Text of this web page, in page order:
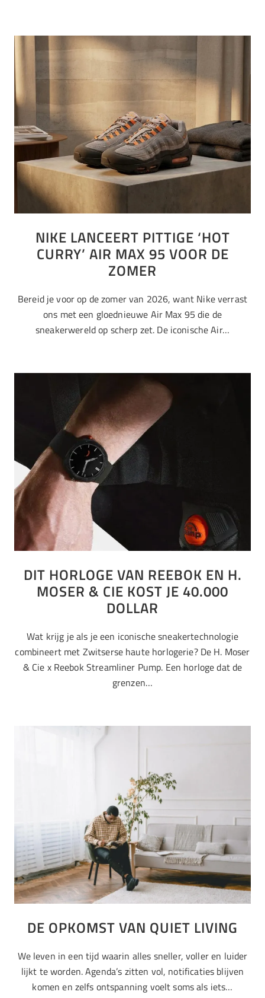
NIKE LANCEERT PITTIGE ‘HOT
CURRY’ AIR MAX 95 VOOR DE
ZOMER
Bereid je voor op de zomer van 2026, want Nike verrast
ons met een gloednieuwe Air Max 95 die de
sneakerwereld op scherp zet. De iconische Air…
DIT HORLOGE VAN REEBOK EN H.
MOSER & CIE KOST JE 40.000
DOLLAR
Wat krijg je als je een iconische sneakertechnologie
combineert met Zwitserse haute horlogerie? De H. Moser
& Cie x Reebok Streamliner Pump. Een horloge dat de
grenzen…
DE OPKOMST VAN QUIET LIVING
We leven in een tijd waarin alles sneller, voller en luider
lijkt te worden. Agenda’s zitten vol, notificaties blijven
komen en zelfs ontspanning voelt soms als iets…